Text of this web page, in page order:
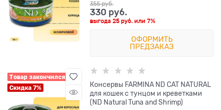
355 руб.
330 руб.
выгода25 руб. или7%
ОФОРМИТЬ
ПРЕДЗАКАЗ
Товар закончился
Скидка 7%
Консервы FARMINA ND CAT NATURAL
для кошек с тунцом и креветками
(ND Natural Tuna and Shrimp)